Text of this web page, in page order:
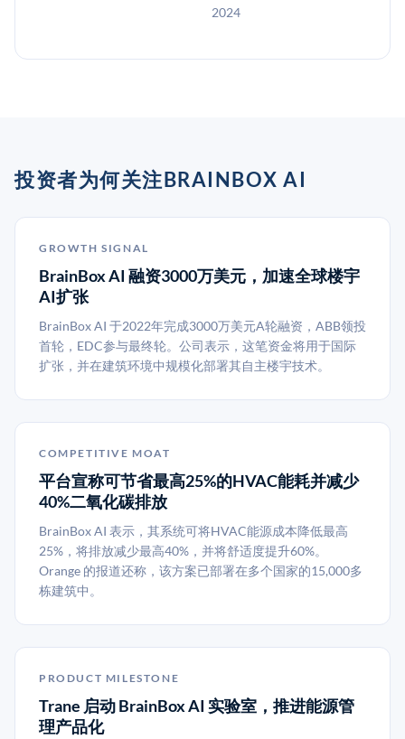
2024
投资者为何关注BRAINBOX AI
GROWTH SIGNAL
BrainBox AI 融资3000万美元，加速全球楼宇
AI扩张
BrainBox AI 于2022年完成3000万美元A轮融资，ABB领投
首轮，EDC参与最终轮。公司表示，这笔资金将用于国际
扩张，并在建筑环境中规模化部署其自主楼宇技术。
COMPETITIVE MOAT
平台宣称可节省最高25%的HVAC能耗并减少
40%二氧化碳排放
BrainBox AI 表示，其系统可将HVAC能源成本降低最高
25%，将排放减少最高40%，并将舒适度提升60%。
Orange 的报道还称，该方案已部署在多个国家的15,000多
栋建筑中。
PRODUCT MILESTONE
Trane 启动 BrainBox AI 实验室，推进能源管
理产品化